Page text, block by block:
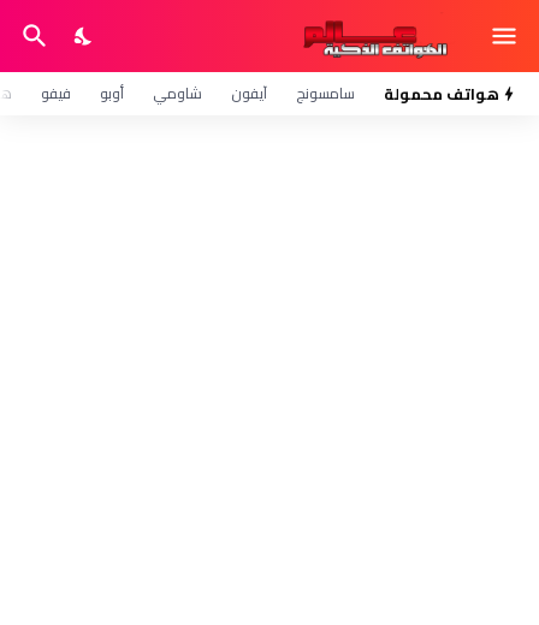
هواتف محمولة سامسونج آيفون شاومي أوبو فيفو